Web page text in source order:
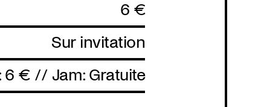
6 €
Sur invitation
6 € // Jam: Gratuite